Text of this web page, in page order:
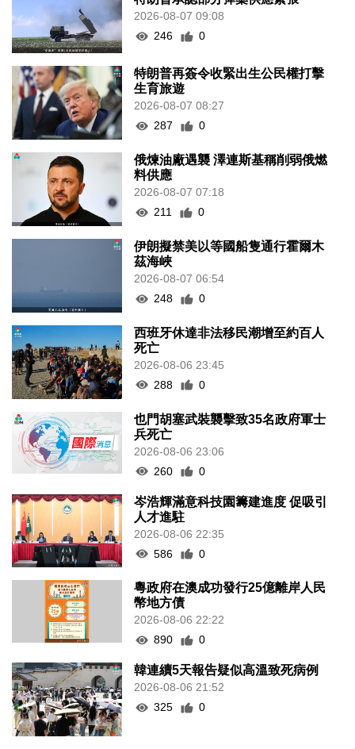
2026-08-07 09:08
246
0
特朗普再簽令收緊出生公民權打擊
生育旅遊
2026-08-07 08:27
287
0
俄煉油廠遇襲 澤連斯基稱削弱俄燃
料供應
2026-08-07 07:18
211
0
伊朗擬禁美以等國船隻通行霍爾木
茲海峽
2026-08-07 06:54
248
0
西班牙休達非法移民潮增至約百人
死亡
2026-08-06 23:45
288
0
也門胡塞武裝襲擊致35名政府軍士
兵死亡
2026-08-06 23:06
260
0
岑浩輝滿意科技園籌建進度 促吸引
人才進駐
2026-08-06 22:35
586
0
粵政府在澳成功發行25億離岸人民
幣地方債
2026-08-06 22:22
890
0
韓連續5天報告疑似高溫致死病例
2026-08-06 21:52
325
0